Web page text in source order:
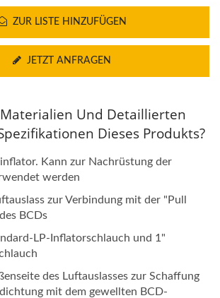
ZUR LISTE HINZUFÜGEN
JETZT ANFRAGEN
Und Detaillierten
Dieses Produkts?
Kann zur Nachrüstung der
werden
zur Verbindung mit der "Pull
BCDs
LP-Inflatorschlauch und 1"
des Luftauslasses zur Schaffung
mit dem gewellten BCD-